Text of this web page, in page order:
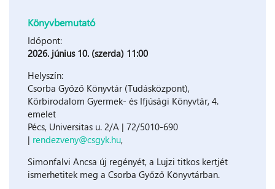
Könyvbemutató
Időpont:
2026. június 10. (szerda) 11:00
Helyszín:
Csorba Győző Könyvtár (Tudásközpont),
Körbirodalom Gyermek- és Ifjúsági Könyvtár, 4.
emelet
Pécs, Universitas u. 2/A | 72/5010-690
| rendezveny@csgyk.hu,
Simonfalvi Ancsa új regényét, a Lujzi titkos kertjét
ismerhetitek meg a Csorba Győző Könyvtárban.